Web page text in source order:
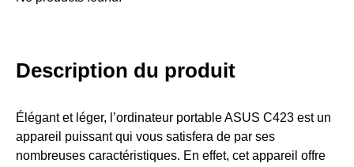
Description du produit
Élégant et léger, l’ordinateur portable ASUS C423 est un
appareil puissant qui vous satisfera de par ses
nombreuses caractéristiques. En effet, cet appareil offre